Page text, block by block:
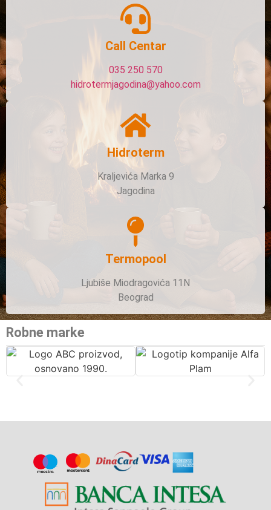
Call Centar
035 250 570
hidrotermjagodina@yahoo.com
Hidroterm
Kraljevića Marka 9
Jagodina
Termopool
Ljubiše Miodragovića 11N
Beograd
Robne marke